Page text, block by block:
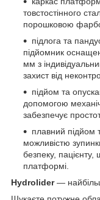
товстостінного
порошковою
підлога та
підйомник
мм з
захист від
підйом та
допомогою
забезпечує
плавний підйом
можливістю
безпеку, пацієнту,
платформі.
Hydrolider—